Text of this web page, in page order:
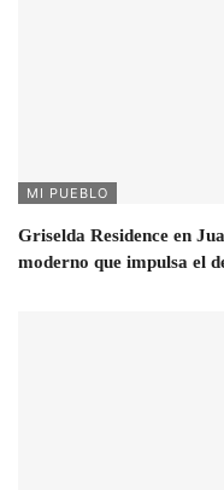
MI PUEBLO
Griselda Residence en
moderno que impulsa el